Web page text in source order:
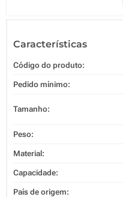
Características
Código do produto:
Pedido mínimo:
Tamanho:
Peso:
Material:
Capacidade:
País de origem: